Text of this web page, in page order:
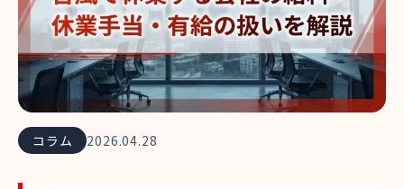
コラム 2026.04.28